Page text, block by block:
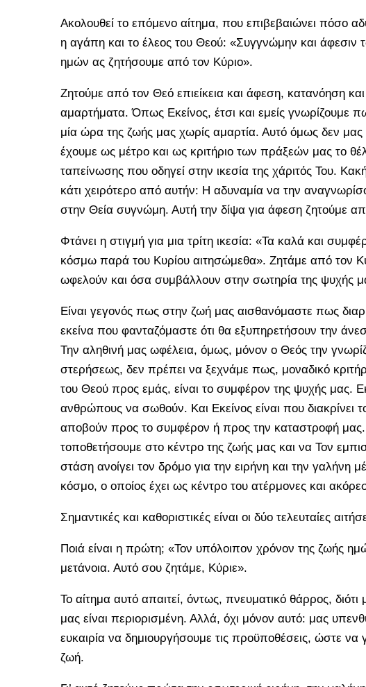
Ακολουθεί το επόμενο αίτημα, που επιβεβαιώνει πόσο
η αγάπη και το έλεος του Θεού: «Συγγνώμην και
ημών ας ζητήσουμε από τον Κύριο».
Ζητούμε από τον Θεό επιείκεια και άφεση, κατανόηση
αμαρτήματα. Όπως Εκείνος, έτσι και εμείς γνωρίζουμε
μία ώρα της ζωής μας χωρίς αμαρτία. Αυτό όμως δεν μας
έχουμε ως μέτρο και ως κριτήριο των πράξεών μας το
ταπείνωσης που οδηγεί στην ικεσία της χάριτός Του.
κάτι χειρότερο από αυτήν: Η αδυναμία να την
στην Θεία συγνώμη. Αυτή την δίψα για άφεση ζητούμε
Φτάνει η στιγμή για μια τρίτη ικεσία: «Τα καλά και
κόσμω παρά του Κυρίου αιτησώμεθα». Ζητάμε από τον
ωφελούν και όσα συμβάλλουν στην σωτηρία της ψυχής
Είναι γεγονός πως στην ζωή μας αισθανόμαστε πως
εκείνα που φανταζόμαστε ότι θα εξυπηρετήσουν την
Την αληθινή μας ωφέλεια, όμως, μόνον ο Θεός την
στερήσεως, δεν πρέπει να ξεχνάμε πως, μοναδικό
του Θεού προς εμάς, είναι το συμφέρον της ψυχής μας.
ανθρώπους να σωθούν. Και Εκείνος είναι που διακρίνει
αποβούν προς το συμφέρον ή προς την καταστροφή μας.
τοποθετήσουμε στο κέντρο της ζωής μας και να Τον
στάση ανοίγει τον δρόμο για την ειρήνη και την
κόσμο, ο οποίος έχει ως κέντρο του ατέρμονες και
Σημαντικές και καθοριστικές είναι οι δύο τελευταίες
Ποιά είναι η πρώτη; «Τον υπόλοιπον χρόνον της ζωής
μετάνοια. Αυτό σου ζητάμε, Κύριε».
Το αίτημα αυτό απαιτεί, όντως, πνευματικό θάρρος,
μας είναι περιορισμένη. Αλλά, όχι μόνον αυτό: μας
ευκαιρία να δημιουργήσουμε τις προϋποθέσεις, ώστε να
ζωή.